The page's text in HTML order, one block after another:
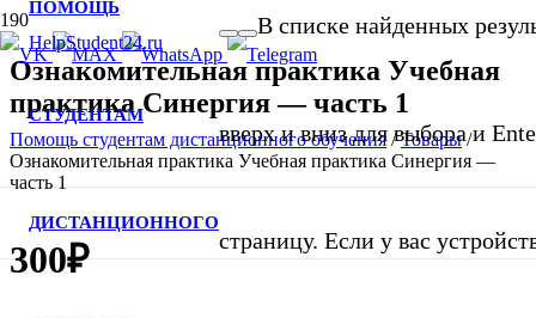
ПОМОЩЬ
СТУДЕНТАМ
ДИСТАНЦИОННОГО
В списке найденных
вверх и вниз для выбора и
страницу. Если у вас
Ознакомительная практика Учебная
практика Синергия — часть 1
Помощь студентам дистанционного обучения/Товары/
Ознакомительная практика Учебная практика Синергия —
часть 1
300₽